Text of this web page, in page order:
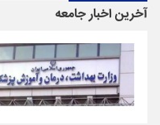
آخرین اخبار جامعه